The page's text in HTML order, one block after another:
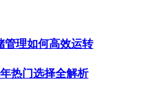
管理如何高效运转
热门选择全解析